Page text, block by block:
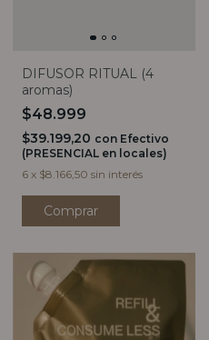
DIFUSOR RITUAL (4
aromas)
$48.999
$39.199,20 con Efectivo
(PRESENCIAL en locales)
6 x $8.166,50 sin interés
Comprar